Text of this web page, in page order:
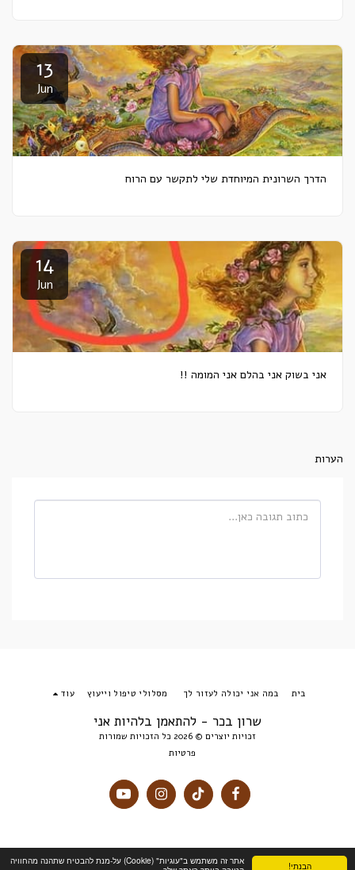
הבנתי!
אתר זה משתמש ב"עוגיות" (Cookie) על-מנת להבטיח שתהנה מהחוויה
13
Jun
הדרך השרונית המיוחדת שלי לתקשר עם הרוח
14
Jun
אני בשוק אני בהלם אני המומה !!
הערות
שרון בכר - להתאמן בלהיות אני
זכויות יוצרים © 2026 כל הזכויות שמורות
פרטיות
בית במה אני יכולה לעזור לך מסלולי טיפול וייעוץ עוד